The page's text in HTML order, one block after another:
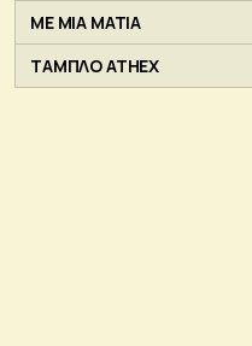
ΜΕ ΜΙΑ ΜΑΤΙΑ
ΤΑΜΠΛΟ ATHEX